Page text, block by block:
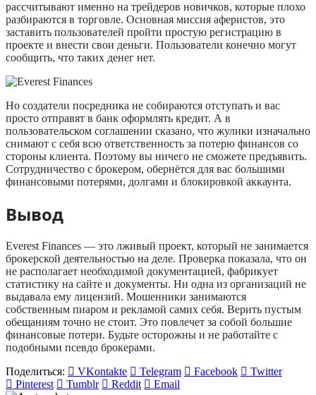
рассчитывают именно на трейдеров новичков, которые плохо
разбираются в торговле. Основная миссия аферистов, это
заставить пользователей пройти простую регистрацию в
проекте и внести свои деньги. Пользователи конечно могут
сообщить, что таких денег нет.
Но создатели посредника не собираются отступать и вас
просто отправят в банк оформлять кредит. А в
пользовательском соглашении сказано, что жулики изначально
снимают с себя всю ответственность за потерю финансов со
стороны клиента. Поэтому вы ничего не сможете предъявить.
Сотрудничество с брокером, обернётся для вас большими
финансовыми потерями, долгами и блокировкой аккаунта.
Вывод
Everest Finances — это лживый проект, который не занимается
брокерской деятельностью на деле. Проверка показала, что он
не располагает необходимой документацией, фабрикует
статистику на сайте и документы. Ни одна из организаций не
выдавала ему лицензий. Мошенники занимаются
собственным пиаром и рекламой самих себя. Верить пустым
обещаниям точно не стоит. Это повлечет за собой большие
финансовые потери. Будьте осторожны и не работайте с
подобными псевдо брокерами.
Поделиться:
VKontakte Telegram Facebook
Twitter
Pinterest
Tumblr Reddit Email